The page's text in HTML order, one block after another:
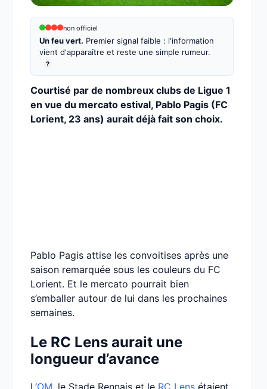
non officiel
Un feu vert. Premier signal faible : l'information
vient d'apparaître et reste une simple rumeur.
?
Courtisé par de nombreux clubs de Ligue 1
en vue du mercato estival, Pablo Pagis (FC
Lorient, 23 ans) aurait déjà fait son choix.
Pablo Pagis attise les convoitises après une
saison remarquée sous les couleurs du FC
Lorient. Et le mercato pourrait bien
s’emballer autour de lui dans les prochaines
semaines.
Le RC Lens aurait une
longueur d’avance
L’OM, le Stade Rennais et le RC Lens étaient